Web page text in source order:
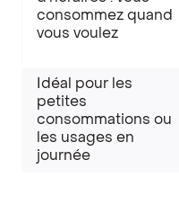
consommez quand
vous voulez
Idéal pour les
petites
consommations ou
les usages en
journée